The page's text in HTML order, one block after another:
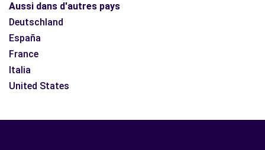
Aussi dans d'autres pays
Deutschland
España
France
Italia
United States